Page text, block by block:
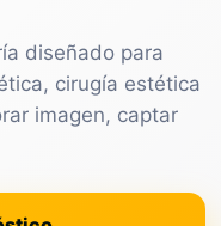
diseñado para
cirugía estética
imagen, captar